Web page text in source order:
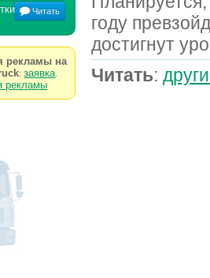
Читать
рекламы на
:заявка
рекламы
году
достигнут
Читать: